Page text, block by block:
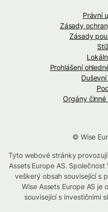
Právní
Zásady
Zásady
Prohlášení
Orgány
© Wise
Tyto webové stránky
Assets Europe AS.
veškerý obsah související s
Wise Assets Europe AS
související s investičními